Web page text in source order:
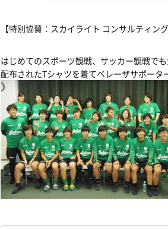
【特別協賛：スカイライト コンサルティン
はじめてのスポーツ観戦、サッカー観戦でも
配布されたTシャツを着てベレーザサポータ